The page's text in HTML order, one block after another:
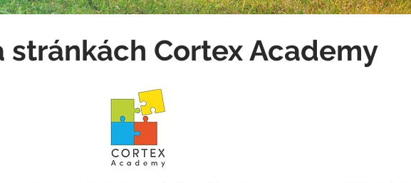
stránkách Cortex Academy